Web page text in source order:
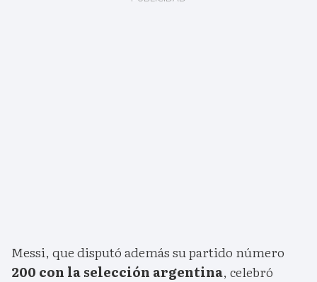
Messi, que disputó además su partido número
200 con la selección argentina, celebró